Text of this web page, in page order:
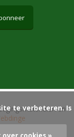
Sitemap
en